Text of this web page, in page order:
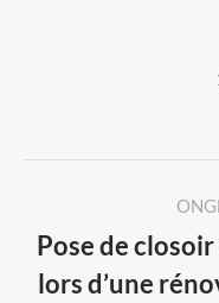
Pose de
lors d’une